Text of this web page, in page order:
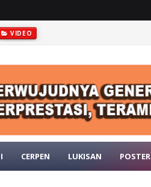
VIDEO
CERPEN LUKISAN POSTER